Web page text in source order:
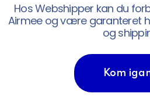
Hos Webshipper kan du
Airmee og være garanteret
og
Kom